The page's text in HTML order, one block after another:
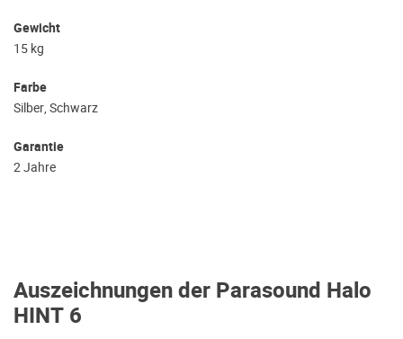
Gewicht
15 kg
Farbe
Silber, Schwarz
Garantie
2 Jahre
Auszeichnungen der Parasound Halo
HINT 6